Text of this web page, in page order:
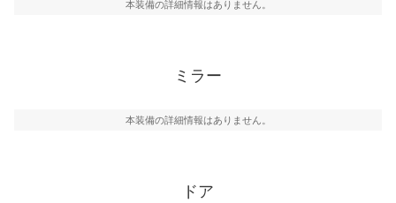
本装備の詳細情報はありません。
ミラー
本装備の詳細情報はありません。
ドア